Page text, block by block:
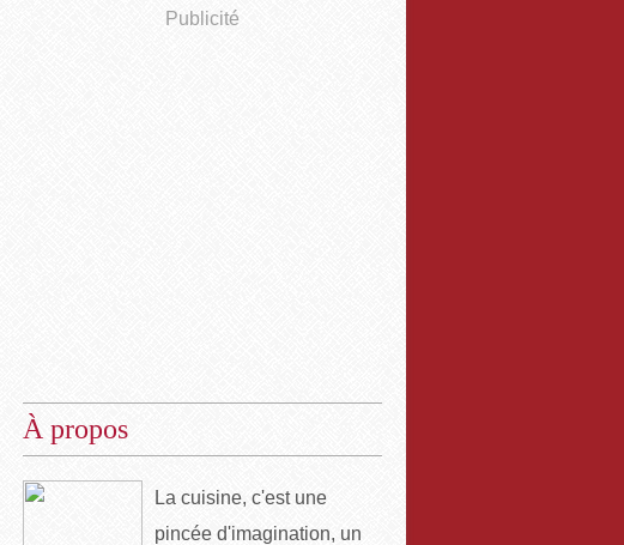
Publicité
À propos
La cuisine, c'est une
pincée d'imagination, un